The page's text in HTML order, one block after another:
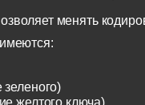
менять
желтого ключа)